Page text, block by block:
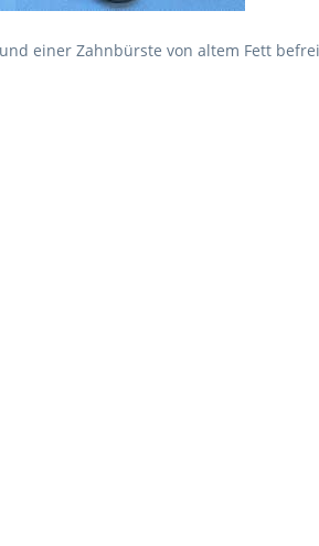
einer Zahnbürste von altem Fett